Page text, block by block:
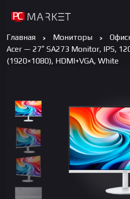
Главная Мониторы
Acer — 27″ SA273 Monitor, IPS,
(1920×1080), HDMI+VGA, White